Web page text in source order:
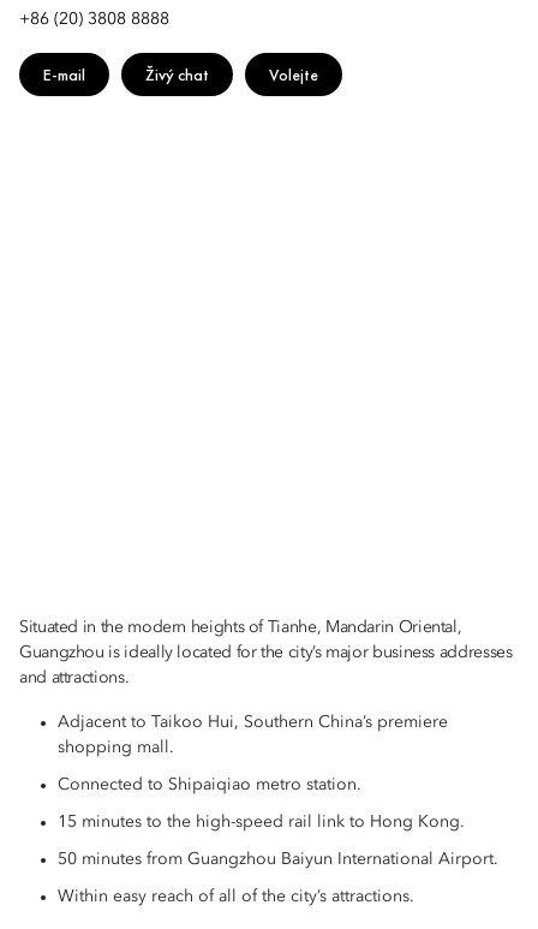
+86 (20) 3808 8888
E-mail Živý chat Volejte
Situated in the modern heights of Tianhe, Mandarin Oriental,
Guangzhou is ideally located for the city’s major business addresses
and attractions.
Adjacent to Taikoo Hui, Southern China’s premiere
shopping mall.
Connected to Shipaiqiao metro station.
15 minutes to the high-speed rail link to Hong Kong.
50 minutes from Guangzhou Baiyun International Airport.
Within easy reach of all of the city’s attractions.